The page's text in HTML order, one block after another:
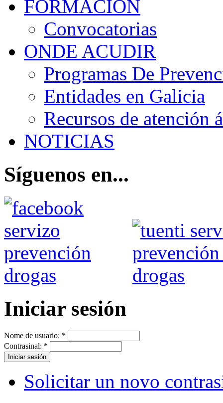
FORMACIÓN
Convocatorias
ONDE ACUDIR
Programas De
Entidades en Galicia
Recursos de atención
NOTICIAS
Síguenos en...
Iniciar sesión
Nome de usuario: *
Contrasinal: *
Solicitar un novo